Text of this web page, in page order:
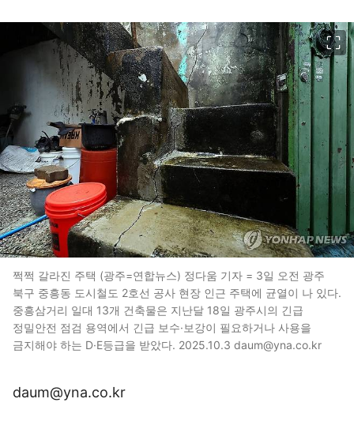
쩍쩍 갈라진 주택 (광주=연합뉴스) 정다움 기자 = 3일 오전 광주
북구 중흥동 도시철도 2호선 공사 현장 인근 주택에 균열이 나 있다.
중흥삼거리 일대 13개 건축물은 지난달 18일 광주시의 긴급
정밀안전 점검 용역에서 긴급 보수·보강이 필요하거나 사용을
금지해야 하는 D·E등급을 받았다. 2025.10.3 daum@yna.co.kr
daum@yna.co.kr